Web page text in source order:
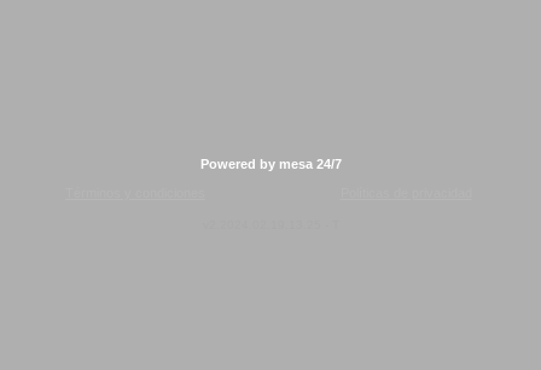
Powered by mesa 24/7